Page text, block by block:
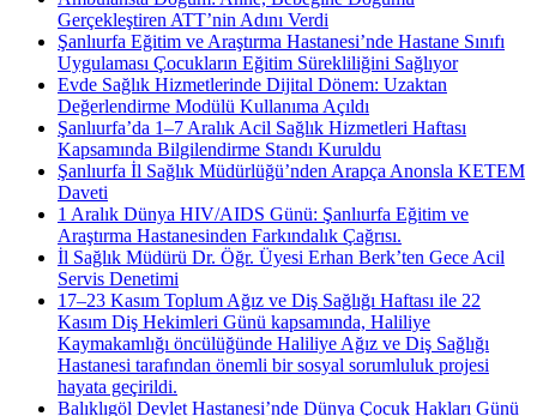
Gerçekleştiren ATT’nin Adını Verdi
Şanlıurfa Eğitim ve Araştırma Hastanesi’nde Hastane Sınıfı
Uygulaması Çocukların Eğitim Sürekliliğini Sağlıyor
Evde Sağlık Hizmetlerinde Dijital Dönem: Uzaktan
Değerlendirme Modülü Kullanıma Açıldı
Şanlıurfa’da 1–7 Aralık Acil Sağlık Hizmetleri Haftası
Kapsamında Bilgilendirme Standı Kuruldu
Şanlıurfa İl Sağlık Müdürlüğü’nden Arapça Anonsla KETEM
Daveti
1 Aralık Dünya HIV/AIDS Günü: Şanlıurfa Eğitim ve
Araştırma Hastanesinden Farkındalık Çağrısı.
İl Sağlık Müdürü Dr. Öğr. Üyesi Erhan Berk’ten Gece Acil
Servis Denetimi
17–23 Kasım Toplum Ağız ve Diş Sağlığı Haftası ile 22
Kasım Diş Hekimleri Günü kapsamında, Haliliye
Kaymakamlığı öncülüğünde Haliliye Ağız ve Diş Sağlığı
Hastanesi tarafından önemli bir sosyal sorumluluk projesi
hayata geçirildi.
Balıklıgöl Devlet Hastanesi’nde Dünya Çocuk Hakları Günü